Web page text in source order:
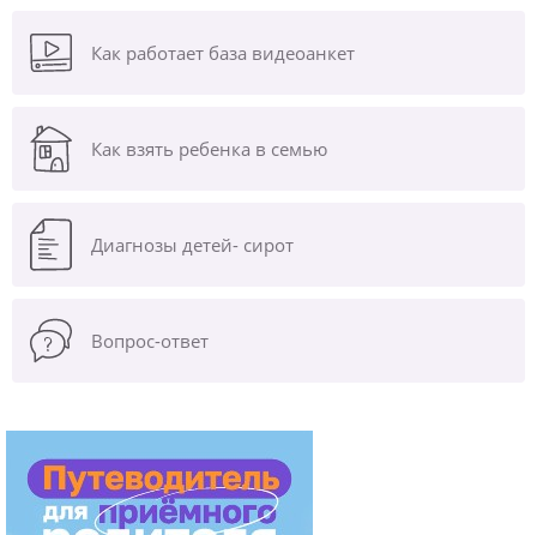
Как работает база видеоанкет
Как взять ребенка в семью
Диагнозы детей- сирот
Вопрос-ответ